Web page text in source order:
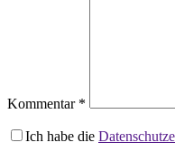
Kommentar *
Ich habe die